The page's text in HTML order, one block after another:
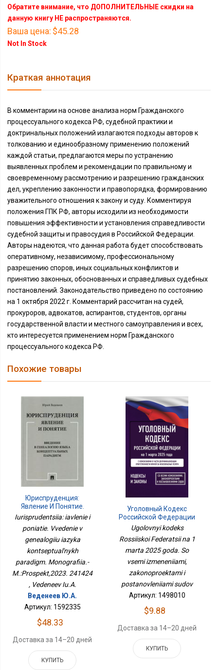
Обратите внимание, что ДОПОЛНИТЕЛЬНЫЕ скидки на
данную книгу НЕ распространяются.
Ваша цена: $45.28
Not In Stock
Краткая аннотация
В комментарии на основе анализа норм Гражданского
процессуального кодекса РФ, судебной практики и
доктринальных положений излагаются подходы авторов к
толкованию и единообразному применению положений
каждой статьи, предлагаются меры по устранению
выявленных проблем и рекомендации по правильному и
своевременному рассмотрению и разрешению гражданских
дел, укреплению законности и правопорядка, формированию
уважительного отношения к закону и суду. Комментируя
положения ГПК РФ, авторы исходили из необходимости
повышения эффективности и установления справедливости
судебной защиты и правосудия в Российской Федерации.
Авторы надеются, что данная работа будет способствовать
оперативному, независимому, профессиональному
разрешению споров, иных социальных конфликтов и
принятию законных, обоснованных и справедливых судебных
постановлений. Законодательство приведено по состоянию
на 1 октября 2022 г. Комментарий рассчитан на судей,
прокуроров, адвокатов, аспирантов, студентов, органы
государственной власти и местного самоуправления и всех,
кто интересуется применением норм Гражданского
процессуального кодекса РФ.
Похожие товары
Юриспруденция:
Явление И Понятие.
Введение В Генеалогию
Языка Концептуальных
Парадигм. Монография.-
М.:Проспект,2023.
241424
Iurisprudentsiia: iavlenie i
poniatie. Vvedenie v
genealogiiu iazyka
kontseptual'nykh
paradigm. Monografiia.-
M.:Prospekt,2023. 241424
, Vedeneev Iu.A.
Веденеев Ю.А.
Артикул: 1592335
$48.33
Доставка за 14–20 дней
КУПИТЬ
Уголовный Кодекс
Российской Федерации
На 1 Марта 2025 Года. Со
Всеми Изменениями,
Законопроектами И
Постановлениями Судов
Ugolovnyi kodeks
Rossiiskoi Federatsii na 1
marta 2025 goda. So
vsemi izmeneniiami,
zakonoproektami i
postanovleniiami sudov
Артикул: 1498010
$9.88
Доставка за 14–20 дней
КУПИТЬ